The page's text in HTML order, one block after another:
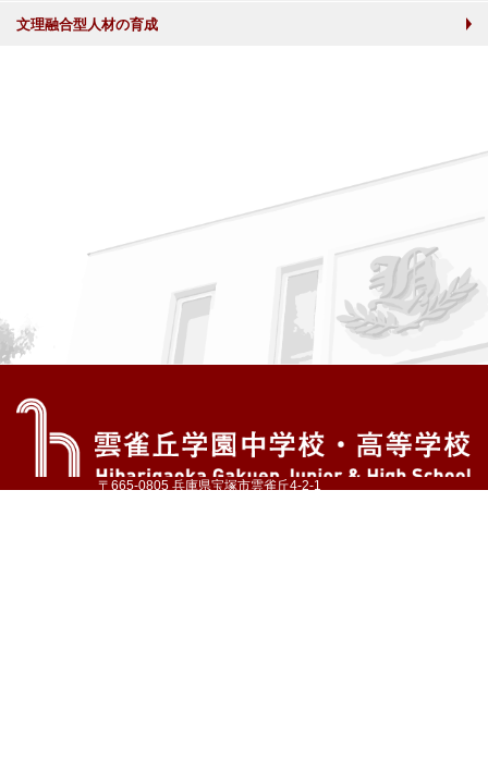
文理融合型人材の育成
〒665-0805 兵庫県宝塚市雲雀丘4-2-1